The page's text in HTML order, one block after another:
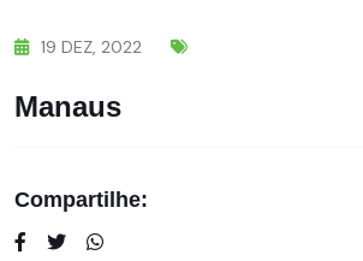
19 DEZ, 2022
Manaus
Compartilhe: